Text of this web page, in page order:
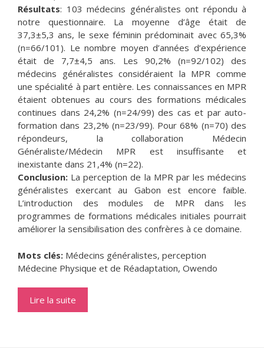
Résultats: 103 médecins généralistes ont répondu à
notre questionnaire. La moyenne d’âge était de
37,3±5,3 ans, le sexe féminin prédominait avec 65,3%
(n=66/101). Le nombre moyen d’années d’expérience
était de 7,7±4,5 ans. Les 90,2% (n=92/102) des
médecins généralistes considéraient la MPR comme
une spécialité à part entière. Les connaissances en MPR
étaient obtenues au cours des formations médicales
continues dans 24,2% (n=24/99) des cas et par auto-
formation dans 23,2% (n=23/99). Pour 68% (n=70) des
répondeurs, la collaboration Médecin
Généraliste/Médecin MPR est insuffisante et
inexistante dans 21,4% (n=22).
Conclusion: La perception de la MPR par les médecins
généralistes exercant au Gabon est encore faible.
L’introduction des modules de MPR dans les
programmes de formations médicales initiales pourrait
améliorer la sensibilisation des confrères à ce domaine.
Mots clés: Médecins généralistes, perception
Médecine Physique et de Réadaptation, Owendo
Lire la suite